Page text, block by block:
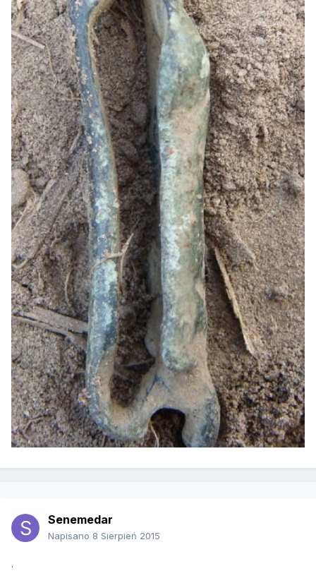
Senemedar
Napisano 8 Sierpień 2015
.